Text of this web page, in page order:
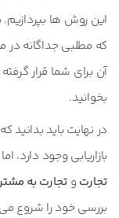
این روش ها بپردازیم.
که مطلبی جداگانه در
آن برای شما قرار
بخوانید.
در نهایت باید بدانید
بازاریابی وجود دارد،
تجارت و تجارت به
بررسی خود را شروع